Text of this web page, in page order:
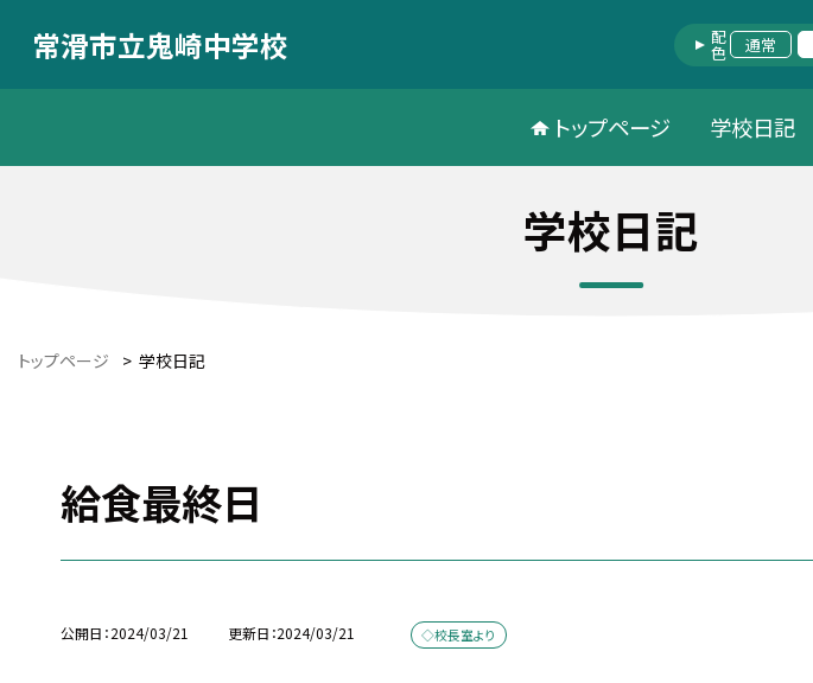
常滑市立鬼崎中学校 配色 通常
トップページ 学校日記
学校日記
トップページ > 学校日記
給食最終日
公開日 2024/03/21 更新日 2024/03/21 ◇校長室より